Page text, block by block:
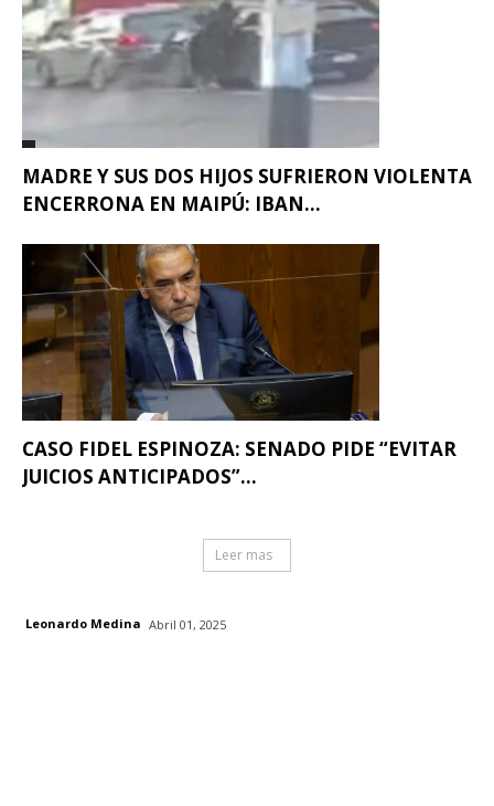
MADRE Y SUS DOS HIJOS SUFRIERON VIOLENTA
ENCERRONA EN MAIPÚ: IBAN...
CASO FIDEL ESPINOZA: SENADO PIDE “EVITAR
JUICIOS ANTICIPADOS”...
Leer mas
Leonardo Medina Abril 01, 2025